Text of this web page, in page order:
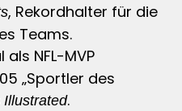
, Rekordhalter für die
Teams.
als NFL-MVP
„Sportler des
Illustrated.